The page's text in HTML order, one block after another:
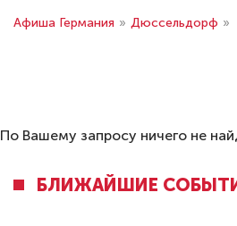
Афиша Германия » Дюссельдорф »
По Вашему запросу ничего не
БЛИЖАЙШИЕ